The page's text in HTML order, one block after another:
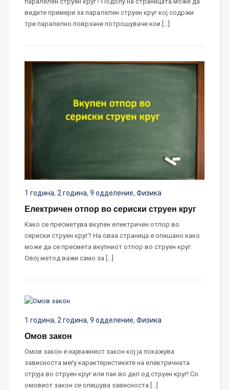
видите примери за паралелен струен круг кој содржи
три паралелно поврзани потрошувачи кои […]
1 година, 2 година, 9 одделение, Физика
Електричен отпор во сериски струен круг
Како се пресметува вкупен електричен отпор во
сериски струен круг? На оваа страница е опишано како
може да се пресмета вкупниот отпор во струен круг.
Овој метод важи само за […]
1 година, 2 година, 9 одделение, Физика
Омов закон
Омов закон е најважниот закон кој ја покажува
зависноста меѓу карактеристиките на електричната
струја во струен круг или пак во дел од струен круг! Со
омовиот закон се опишува зависноста […]